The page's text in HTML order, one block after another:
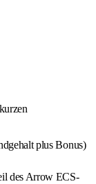
plus Bonus)
des Arrow ECS-